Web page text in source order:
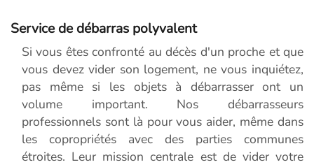
Service de débarras polyvalent
Si vous êtes confronté au décès d'un proche et que
vous devez vider son logement, ne vous inquiétez,
pas même si les objets à débarrasser ont un
volume important. Nos débarrasseurs
professionnels sont là pour vous aider, même dans
les copropriétés avec des parties communes
étroites. Leur mission centrale est de vider votre